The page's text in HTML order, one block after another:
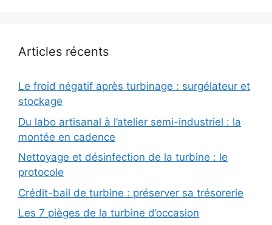
Articles récents
Le froid négatif après turbinage : surgélateur et
stockage
Du labo artisanal à l’atelier semi-industriel : la
montée en cadence
Nettoyage et désinfection de la turbine : le
protocole
Crédit-bail de turbine : préserver sa trésorerie
Les 7 pièges de la turbine d’occasion